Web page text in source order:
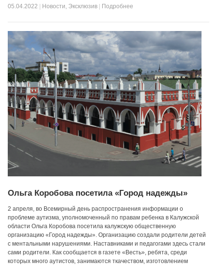
05.04.2022 Новости, Эксклюзив Подробнее
Ольга Коробова посетила «Город надежды»
2 апреля, во Всемирный день распространения информации о
проблеме аутизма, уполномоченный по правам ребенка в Калужской
области Ольга Коробова посетила калужскую общественную
организацию «Город надежды». Организацию создали родители детей
с ментальными нарушениями. Наставниками и педагогами здесь стали
сами родители. Как сообщается в газете «Весть», ребята, среди
которых много аутистов, занимаются ткачеством, изготовлением